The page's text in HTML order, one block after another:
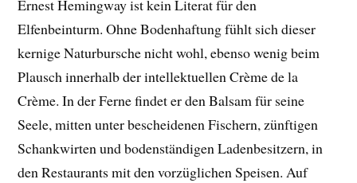
Ernest Hemingway ist kein Literat für den
Elfenbeinturm. Ohne Bodenhaftung fühlt sich dieser
kernige Naturbursche nicht wohl, ebenso wenig beim
Plausch innerhalb der intellektuellen Crème de la
Crème. In der Ferne findet er den Balsam für seine
Seele, mitten unter bescheidenen Fischern, zünftigen
Schankwirten und bodenständigen Ladenbesitzern, in
den Restaurants mit den vorzüglichen Speisen. Auf